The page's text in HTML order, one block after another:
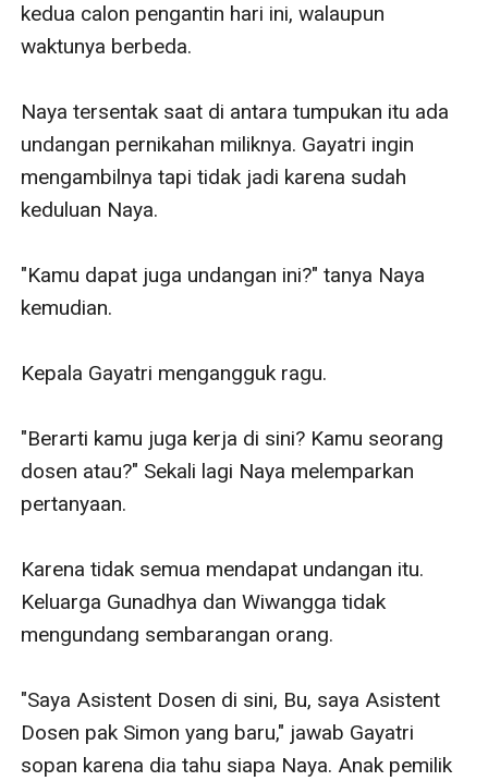
kedua calon pengantin hari ini, walaupun
waktunya berbeda.
Naya tersentak saat di antara tumpukan itu ada
undangan pernikahan miliknya. Gayatri ingin
mengambilnya tapi tidak jadi karena sudah
keduluan Naya.
"Kamu dapat juga undangan ini?" tanya Naya
kemudian.
Kepala Gayatri mengangguk ragu.
"Berarti kamu juga kerja di sini? Kamu seorang
dosen atau?" Sekali lagi Naya melemparkan
pertanyaan.
Karena tidak semua mendapat undangan itu.
Keluarga Gunadhya dan Wiwangga tidak
mengundang sembarangan orang.
"Saya Asistent Dosen di sini, Bu, saya Asistent
Dosen pak Simon yang baru," jawab Gayatri
sopan karena dia tahu siapa Naya. Anak pemilik